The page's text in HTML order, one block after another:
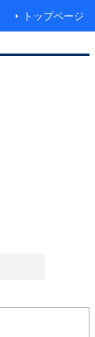
トップページ